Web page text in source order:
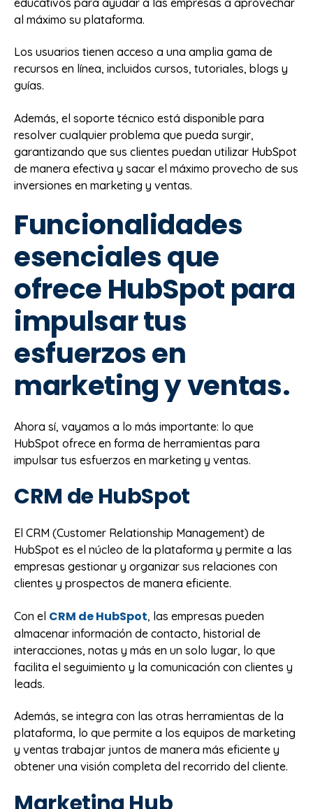
al máximo su plataforma.
Los usuarios tienen acceso a una amplia gama de
recursos en línea, incluidos cursos, tutoriales, blogs y
guías.
Además, el soporte técnico está disponible para
resolver cualquier problema que pueda surgir,
garantizando que sus clientes puedan utilizar HubSpot
de manera efectiva y sacar el máximo provecho de sus
inversiones en marketing y ventas.
Funcionalidades
esenciales que
ofrece HubSpot para
impulsar tus
esfuerzos en
marketing y ventas.
Ahora sí, vayamos a lo más importante: lo que
HubSpot ofrece en forma de herramientas para
impulsar tus esfuerzos en marketing y ventas.
CRM de HubSpot
El CRM (Customer Relationship Management) de
HubSpot es el núcleo de la plataforma y permite a las
empresas gestionar y organizar sus relaciones con
clientes y prospectos de manera eficiente.
Con el CRM de HubSpot, las empresas pueden
almacenar información de contacto, historial de
interacciones, notas y más en un solo lugar, lo que
facilita el seguimiento y la comunicación con clientes y
leads.
Además, se integra con las otras herramientas de la
plataforma, lo que permite a los equipos de marketing
y ventas trabajar juntos de manera más eficiente y
obtener una visión completa del recorrido del cliente.
Marketing Hub